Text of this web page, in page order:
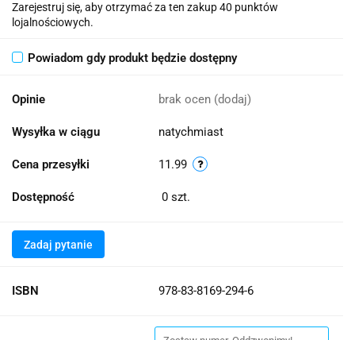
Zarejestruj się, aby otrzymać za ten zakup 40 punktów
lojalnościowych.
Powiadom gdy produkt będzie dostępny
Opinie brak ocen (dodaj)
Wysyłka w ciągu natychmiast
Cena przesyłki 11.99
Dostępność 0 szt.
Zadaj pytanie
ISBN 978-83-8169-294-6